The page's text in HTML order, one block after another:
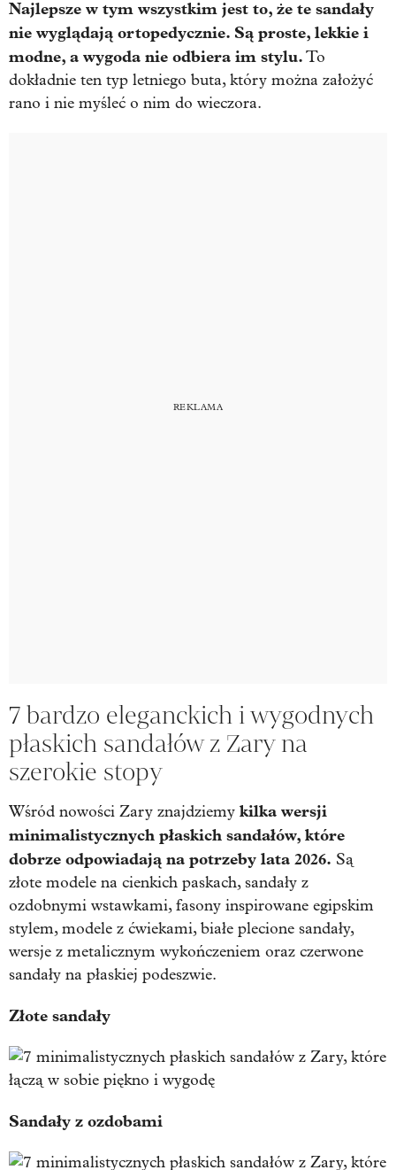
Najlepsze w tym wszystkim jest to, że te sandały
nie wyglądają ortopedycznie. Są proste, lekkie i
modne, a wygoda nie odbiera im stylu.To
dokładnie ten typ letniego buta, który można założyć
rano i nie myśleć o nim do wieczora.
7 bardzo eleganckich i wygodnych
płaskich sandałów z Zary na
szerokie stopy
Wśród nowości Zary znajdziemy kilka wersji
minimalistycznych płaskich sandałów, które
dobrze odpowiadają na potrzeby lata 2026. Są
złote modele na cienkich paskach, sandały z
ozdobnymi wstawkami, fasony inspirowane egipskim
stylem, modele z ćwiekami, białe plecione sandały,
wersje z metalicznym wykończeniem oraz czerwone
sandały na płaskiej podeszwie.
Złote sandały
Sandały z ozdobami